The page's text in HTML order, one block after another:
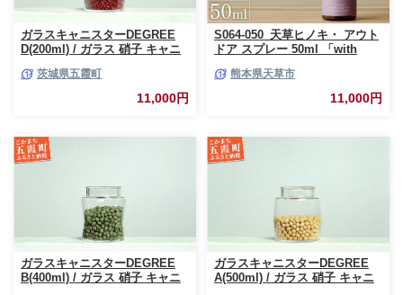
ガラスキャニスターDEGREE
D(200ml) / ガラス 硝子 キャニ
耐熱 一生もの 職人 こだわり
JIDA デザインミュージアムセ
レクション 茨城県 五霞町
茨城県五霞町
11,000円
S064-050_天草ヒノキ・ アウト
ドア スプレー 50ml 「with
熊本県天草市
11,000円
ガラスキャニスターDEGREE
B(400ml) / ガラス 硝子 キャニ
ガラスキャニスターDEGREE
A(500ml) / ガラス 硝子 キャニ